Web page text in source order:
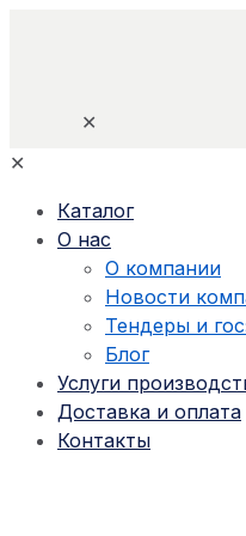
✕
✕
Каталог
О нас
О компании
Новости
Тендеры и
Блог
Услуги
Доставка и оплата
Контакты